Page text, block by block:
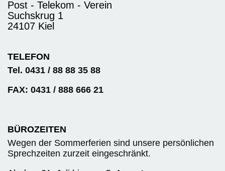
Post - Telekom - Verein
Suchskrug 1
24107 Kiel
TELEFON
Tel. 0431 / 88 88 35 88
FAX: 0431 / 888 666 21
BÜROZEITEN
Wegen der Sommerferien sind unsere persönlichen
Sprechzeiten zurzeit eingeschränkt.